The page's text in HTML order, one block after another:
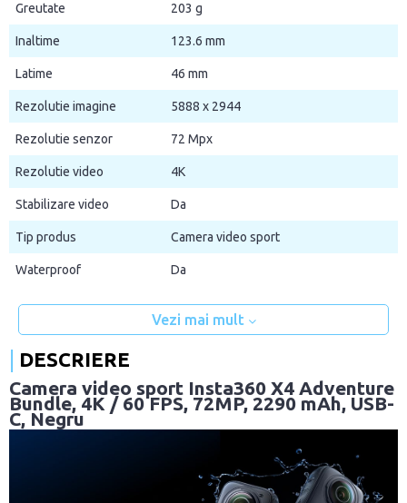
Greutate 203 g
Inaltime 123.6 mm
Latime 46 mm
Rezolutie imagine 5888 x 2944
Rezolutie senzor 72 Mpx
Rezolutie video 4K
Stabilizare video Da
Tip produs Camera video sport
Waterproof Da
Vezi mai mult
DESCRIERE
Camera video sport Insta360 X4 Adventure
Bundle, 4K / 60 FPS, 72MP, 2290 mAh, USB-
C, Negru